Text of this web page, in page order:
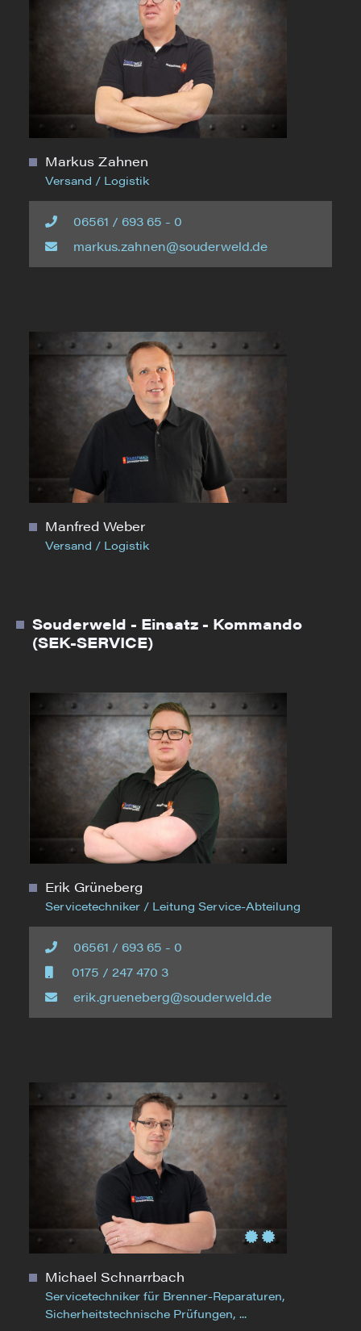
Markus Zahnen
Versand / Logistik
06561 / 693 65 - 0
markus.zahnen@souderweld.de
Manfred Weber
Versand / Logistik
Souderweld - Einsatz - Kommando
(SEK-SERVICE)
Erik Grüneberg
Servicetechniker / Leitung Service-Abteilung
06561 / 693 65 - 0
0175 / 247 470 3
erik.grueneberg@souderweld.de
Michael Schnarrbach
Servicetechniker für Brenner-Reparaturen,
Sicherheitstechnische Prüfungen, ...